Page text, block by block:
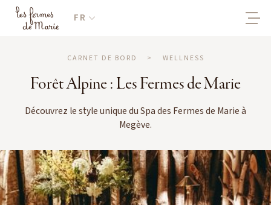
FR
CARNET DE BORD > WELLNESS
Forêt Alpine : Les Fermes de Marie
Découvrez le style unique du Spa des Fermes de Marie à
Megève.